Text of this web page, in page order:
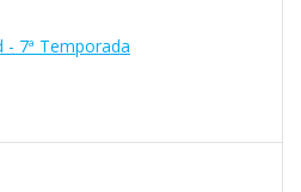
- 7ª Temporada